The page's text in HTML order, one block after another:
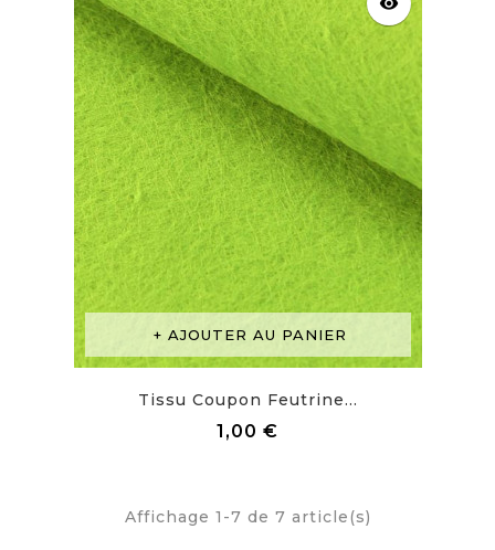
AJOUTER AU PANIER
Tissu Coupon Feutrine...
1,00 €
Affichage 1-7 de 7 article(s)